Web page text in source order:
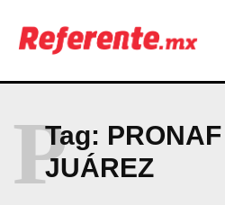
Company
ABOUT
PRIVACY POLICY
NEWSLETTER
Tag:
JUÁREZ
P